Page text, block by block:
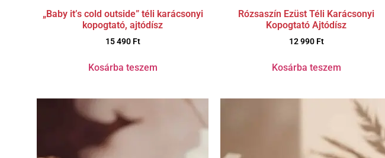
„Baby it’s cold outside” téli karácsonyi
kopogtató, ajtódísz
15 490 Ft
Kosárba teszem
Rózsaszín Ezüst Téli Karácsonyi
Kopogtató Ajtódísz
12 990 Ft
Kosárba teszem